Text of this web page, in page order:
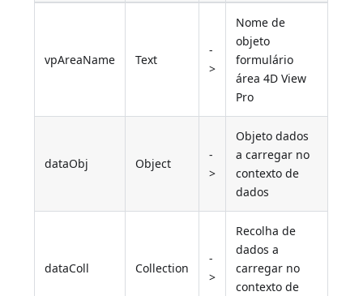
vpAreaName Text
-
>
Nome de
objeto
formulário
área 4D View
Pro
dataObj Object
-
>
Objeto dados
a carregar no
contexto de
dados
dataColl Collection
-
>
Recolha de
dados a
carregar no
contexto de